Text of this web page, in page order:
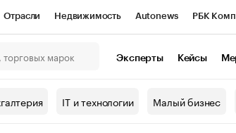
Отрасли Недвижимость Autonews РБК
Проверка контрагентов
Эксперты Кейсы
IT и технологии Малый бизнес